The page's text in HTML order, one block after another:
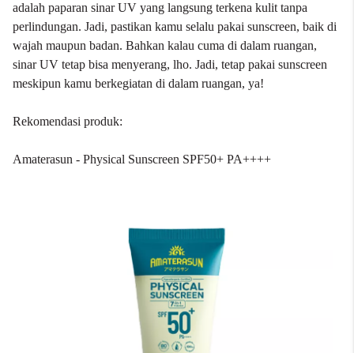
adalah paparan sinar UV yang langsung terkena kulit tanpa
perlindungan. Jadi, pastikan kamu selalu pakai sunscreen, baik di
wajah maupun badan. Bahkan kalau cuma di dalam ruangan,
sinar UV tetap bisa menyerang, lho. Jadi, tetap pakai sunscreen
meskipun kamu berkegiatan di dalam ruangan, ya!
Rekomendasi produk:
Amaterasun - Physical Sunscreen SPF50+ PA++++